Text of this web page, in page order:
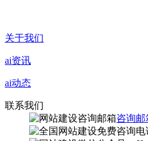
关于我们
ai资讯
ai动态
联系我们
咨询邮